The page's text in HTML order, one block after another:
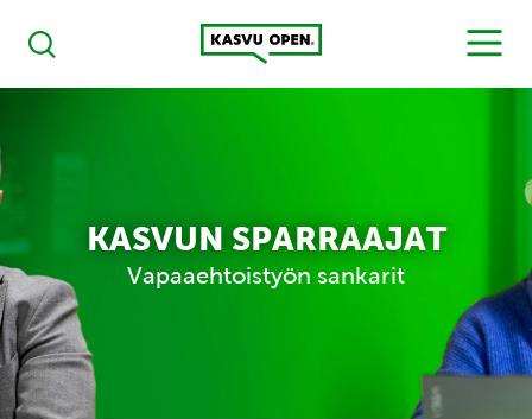
Haku
Kasvu Open
MENU
KASVUN SPARRAAJAT
Vapaaehtoistyön sankarit